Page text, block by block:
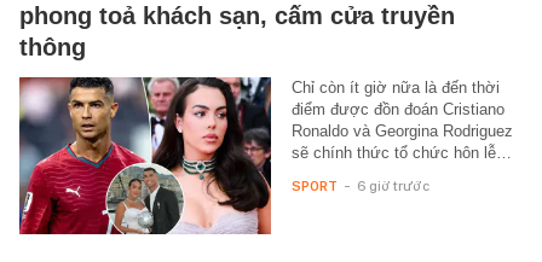
phong toả khách sạn, cấm cửa truyền
thông
Chỉ còn ít giờ nữa là đến thời
điểm được đồn đoán Cristiano
Ronaldo và Georgina Rodriguez
sẽ chính thức tổ chức hôn lễ…
SPORT - 6 giờ trước